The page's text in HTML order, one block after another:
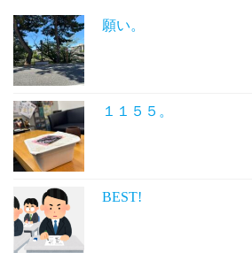
願い。
１１５５。
BEST!